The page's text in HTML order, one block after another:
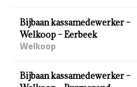
Bijbaan kassamedewerker –
Welkoop – Eerbeek
Welkoop
Bijbaan kassamedewerker –